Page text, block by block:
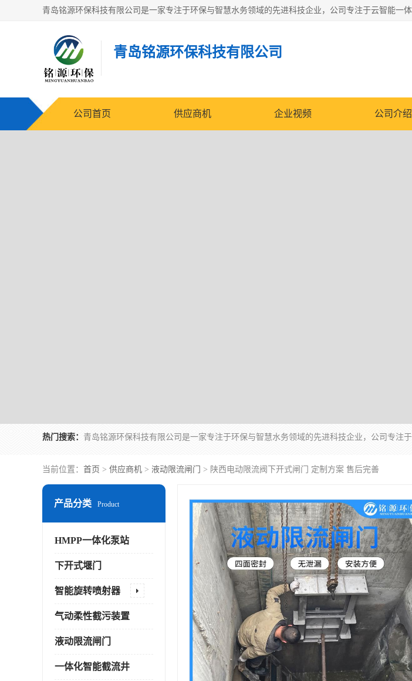
青岛铭源环保科技有限公司
公司首页 供应商机 企业视频 公司介绍
热门搜索：
当前位置： 首页 > 供应商机 > 液动限流闸门 > 陕西电动限流阀下开式闸门 定制方案 售后完善
产品分类 Product
HMPP一体化泵站
下开式堰门
智能旋转喷射器
气动柔性截污装置
液动限流闸门
一体化智能截流井